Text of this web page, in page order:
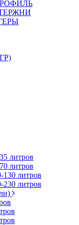
литров
литров
130 литров
230 литров